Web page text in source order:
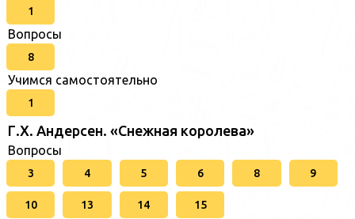
1
Вопросы
8
Учимся самостоятельно
1
Г.Х. Андерсен. «Снежная королева»
Вопросы
3 4 5 6 8 9
10 13 14 15